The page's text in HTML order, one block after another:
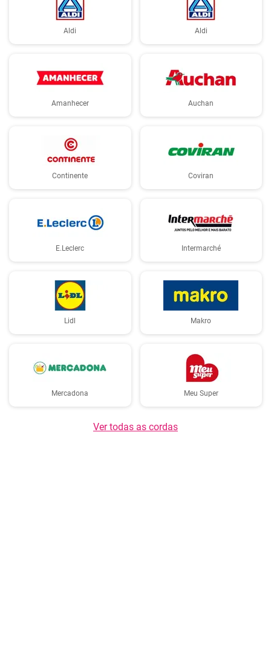
Aldi Aldi
Amanhecer Auchan
Continente Coviran
E.Leclerc Intermarché
Lidl Makro
Mercadona Meu Super
Ver todas as cordas